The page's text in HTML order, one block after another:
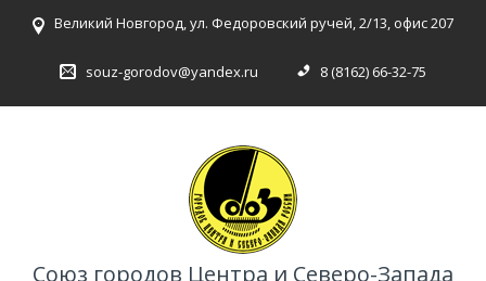
Великий Новгород, ул. Федоровский ручей, 2/13, офис 207
souz-gorodov@yandex.ru 8 (8162) 66-32-75
Союз городов Центра и Северо-Запада